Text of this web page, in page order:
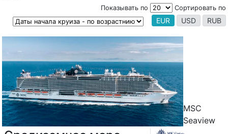
Показывать по
Сортировать по
EUR USD RUB
MSC
Seaview